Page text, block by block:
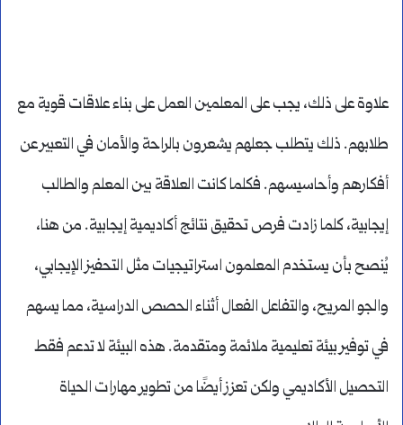
علاوة على ذلك، يجب على المعلمين العمل على بناء علاقات قوية مع
طلابهم. ذلك يتطلب جعلهم يشعرون بالراحة والأمان في التعبير عن
أفكارهم وأحاسيسهم. فكلما كانت العلاقة بين المعلم والطالب
إيجابية، كلما زادت فرص تحقيق نتائج أكاديمية إيجابية. من هنا،
يُنصح بأن يستخدم المعلمون استراتيجيات مثل التحفيز الإيجابي،
والجو المريح، والتفاعل الفعال أثناء الحصص الدراسية، مما يسهم
في توفير بيئة تعليمية ملائمة ومتقدمة. هذه البيئة لا تدعم فقط
التحصيل الأكاديمي ولكن تعزز أيضًا من تطوير مهارات الحياة